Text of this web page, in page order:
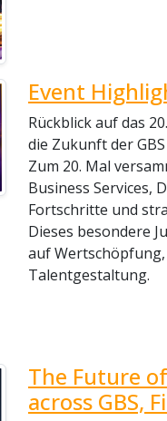
Event
Rückblick auf das
die Zukunft der
Zum 20. Mal
Business Services,
Fortschritte und
Dieses besondere
auf
Talentgestaltung.
The Future
across GBS,